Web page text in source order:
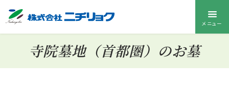
メニュー
寺院墓地（首都圏）のお墓